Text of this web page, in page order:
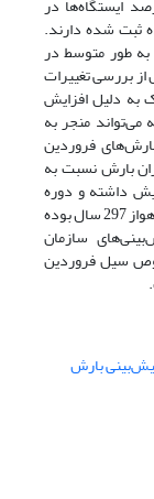
صدق نمی‌کند، به طوری که تنها 4 درصد ایستگاه‌ها در
آماری 30 ساله داده ثبت شده دارند.
به طور متوسط در
بررسی تغییرات
به دلیل افزایش
منجر به
فروردین
بارش نسبت به
24 تا 108 درصد افزایش داشته و دوره
بازگشت مجموع بارش سال آبی 98-97 در ایستگاه اهواز 297 سال بوده
سازمان
سیل فروردین
بارش